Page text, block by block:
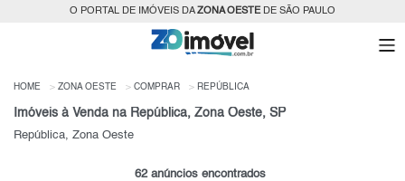
O PORTAL DE IMÓVEIS DAZONA OESTEDE SÃO PAULO
HOME ZONA OESTE COMPRAR REPÚBLICA
Imóveis à Venda na República, Zona Oeste, SP
República, Zona Oeste
62 anúncios encontrados